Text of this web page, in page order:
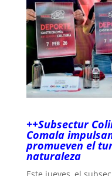
++Subsectur
Comala
promueven el
naturaleza